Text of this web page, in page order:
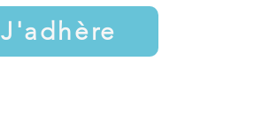
J'adhère